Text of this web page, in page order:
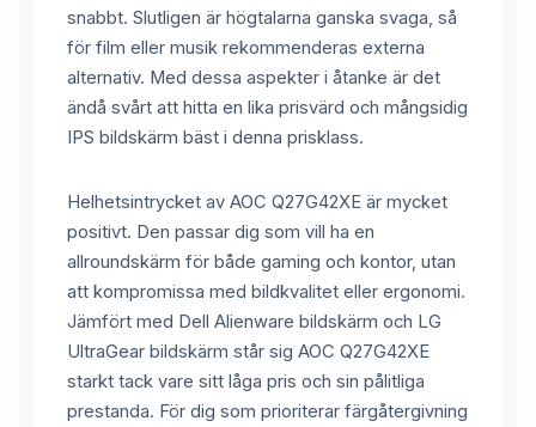
snabbt. Slutligen är högtalarna ganska svaga, så
för film eller musik rekommenderas externa
alternativ. Med dessa aspekter i åtanke är det
ändå svårt att hitta en lika prisvärd och mångsidig
IPS bildskärm bäst i denna prisklass.
Helhetsintrycket av AOC Q27G42XE är mycket
positivt. Den passar dig som vill ha en
allroundskärm för både gaming och kontor, utan
att kompromissa med bildkvalitet eller ergonomi.
Jämfört med Dell Alienware bildskärm och LG
UltraGear bildskärm står sig AOC Q27G42XE
starkt tack vare sitt låga pris och sin pålitliga
prestanda. För dig som prioriterar färgåtergivning